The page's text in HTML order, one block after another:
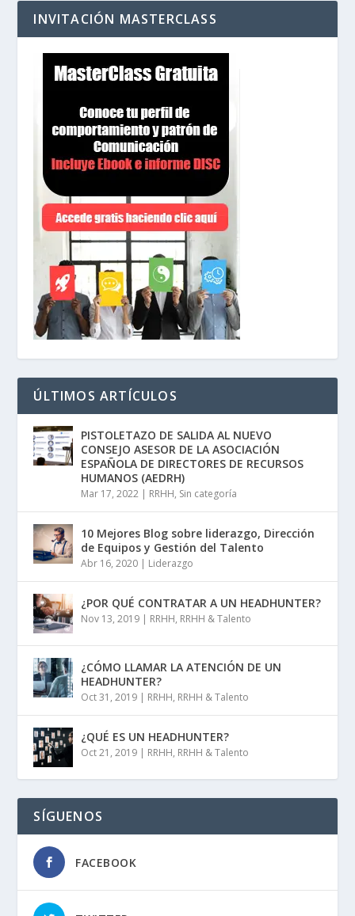
INVITACIÓN MASTERCLASS
ÚLTIMOS ARTÍCULOS
PISTOLETAZO DE SALIDA AL NUEVO
CONSEJO ASESOR DE LA ASOCIACIÓN
ESPAÑOLA DE DIRECTORES DE RECURSOS
HUMANOS (AEDRH)
Mar 17, 2022 | RRHH, Sin categoría
10 Mejores Blog sobre liderazgo, Dirección
de Equipos y Gestión del Talento
Abr 16, 2020 | Liderazgo
¿POR QUÉ CONTRATAR A UN HEADHUNTER?
Nov 13, 2019 | RRHH, RRHH & Talento
¿CÓMO LLAMAR LA ATENCIÓN DE UN
HEADHUNTER?
Oct 31, 2019 | RRHH, RRHH & Talento
¿QUÉ ES UN HEADHUNTER?
Oct 21, 2019 | RRHH, RRHH & Talento
SÍGUENOS
FACEBOOK